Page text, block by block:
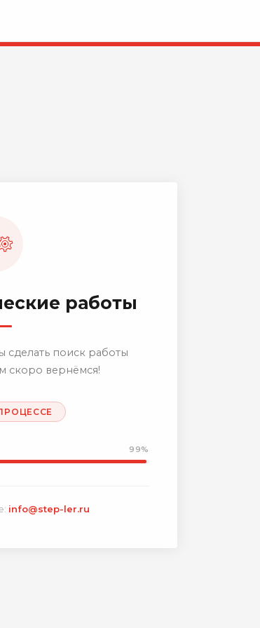
работы
сделать поиск работы
скоро вернёмся!
99%
info@step-ler.ru